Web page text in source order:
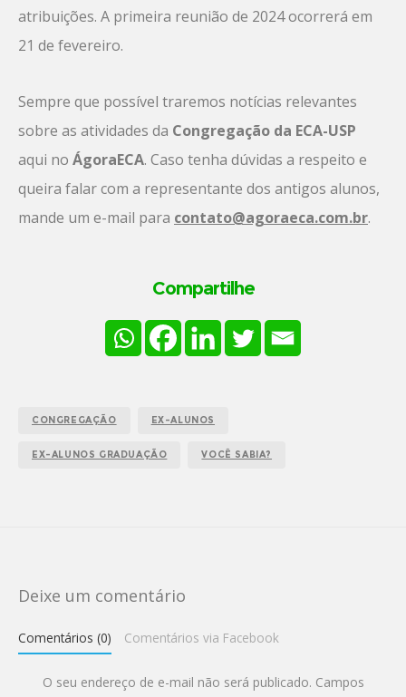
atribuições. A primeira reunião de 2024 ocorrerá em
21 de fevereiro.
Sempre que possível traremos notícias relevantes
sobre as atividades da Congregação da ECA-USP
aqui no ÁgoraECA. Caso tenha dúvidas a respeito e
queira falar com a representante dos antigos alunos,
mande um e-mail para contato@agoraeca.com.br.
Compartilhe
CONGREGAÇÃO EX-ALUNOS
EX-ALUNOS GRADUAÇÃO VOCÊ SABIA?
Deixe um comentário
Comentários (0) Comentários via Facebook
O seu endereço de e-mail não será publicado. Campos